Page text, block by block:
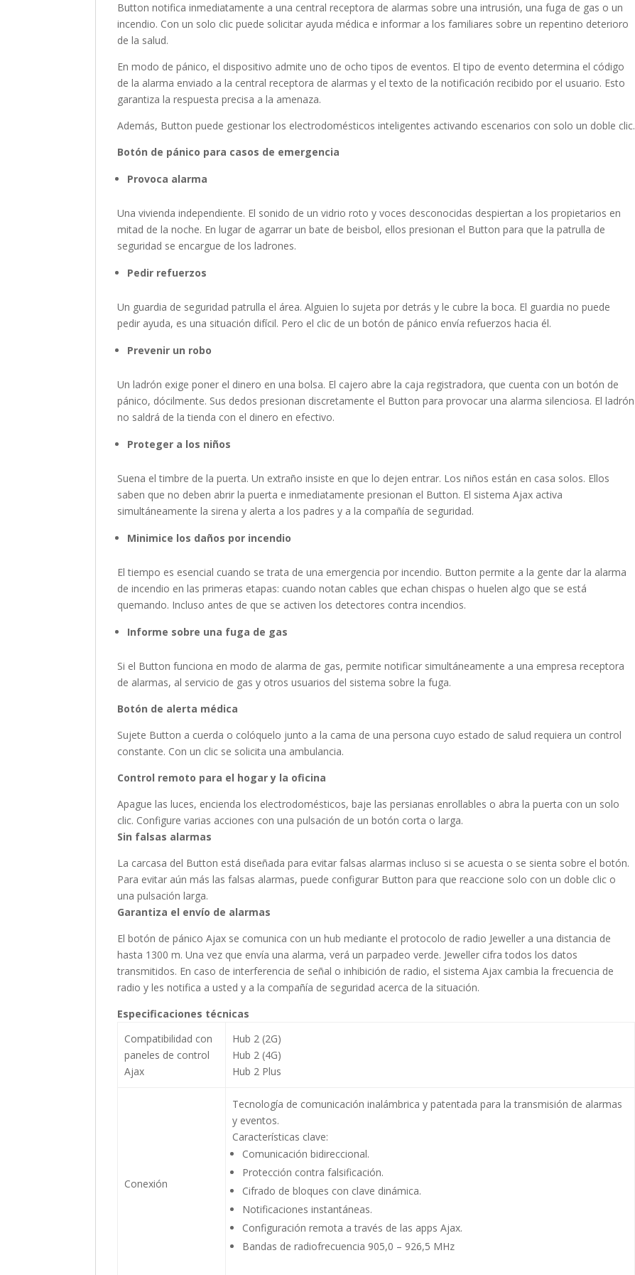
Button notifica inmediatamente a una central receptora de alarmas sobre una intrusión, una fuga de gas o un
incendio. Con un solo clic puede solicitar ayuda médica e informar a los familiares sobre un repentino deterioro
de la salud.
En modo de pánico, el dispositivo admite uno de ocho tipos de eventos. El tipo de evento determina el código
de la alarma enviado a la central receptora de alarmas y el texto de la notificación recibido por el usuario. Esto
garantiza la respuesta precisa a la amenaza.
Además, Button puede gestionar los electrodomésticos inteligentes activando escenarios con solo un doble clic.
Botón de pánico para casos de emergencia
Provoca alarma
Una vivienda independiente. El sonido de un vidrio roto y voces desconocidas despiertan a los propietarios en
mitad de la noche. En lugar de agarrar un bate de beisbol, ellos presionan el Button para que la patrulla de
seguridad se encargue de los ladrones.
Pedir refuerzos
Un guardia de seguridad patrulla el área. Alguien lo sujeta por detrás y le cubre la boca. El guardia no puede
pedir ayuda, es una situación difícil. Pero el clic de un botón de pánico envía refuerzos hacia él.
Prevenir un robo
Un ladrón exige poner el dinero en una bolsa. El cajero abre la caja registradora, que cuenta con un botón de
pánico, dócilmente. Sus dedos presionan discretamente el Button para provocar una alarma silenciosa. El ladrón
no saldrá de la tienda con el dinero en efectivo.
Proteger a los niños
Suena el timbre de la puerta. Un extraño insiste en que lo dejen entrar. Los niños están en casa solos. Ellos
saben que no deben abrir la puerta e inmediatamente presionan el Button. El sistema Ajax activa
simultáneamente la sirena y alerta a los padres y a la compañía de seguridad.
Minimice los daños por incendio
El tiempo es esencial cuando se trata de una emergencia por incendio. Button permite a la gente dar la alarma
de incendio en las primeras etapas: cuando notan cables que echan chispas o huelen algo que se está
quemando. Incluso antes de que se activen los detectores contra incendios.
Informe sobre una fuga de gas
Si el Button funciona en modo de alarma de gas, permite notificar simultáneamente a una empresa receptora
de alarmas, al servicio de gas y otros usuarios del sistema sobre la fuga.
Botón de alerta médica
Sujete Button a cuerda o colóquelo junto a la cama de una persona cuyo estado de salud requiera un control
constante. Con un clic se solicita una ambulancia.
Control remoto para el hogar y la oficina
Apague las luces, encienda los electrodomésticos, baje las persianas enrollables o abra la puerta con un solo
clic. Configure varias acciones con una pulsación de un botón corta o larga.
Sin falsas alarmas
La carcasa del Button está diseñada para evitar falsas alarmas incluso si se acuesta o se sienta sobre el botón.
Para evitar aún más las falsas alarmas, puede configurar Button para que reaccione solo con un doble clic o
una pulsación larga.
Garantiza el envío de alarmas
El botón de pánico Ajax se comunica con un hub mediante el protocolo de radio Jeweller a una distancia de
hasta 1300 m. Una vez que envía una alarma, verá un parpadeo verde. Jeweller cifra todos los datos
transmitidos. En caso de interferencia de señal o inhibición de radio, el sistema Ajax cambia la frecuencia de
radio y les notifica a usted y a la compañía de seguridad acerca de la situación.
Especificaciones técnicas
Compatibilidad con
paneles de control
Ajax
Hub 2 (2G)
Hub 2 (4G)
Hub 2 Plus
Conexión
Tecnología de comunicación inalámbrica y patentada para la transmisión de alarmas
y eventos.
Características clave:
Comunicación bidireccional.
Protección contra falsificación.
Cifrado de bloques con clave dinámica.
Notificaciones instantáneas.
Configuración remota a través de las apps Ajax.
Bandas de radiofrecuencia 905,0 – 926,5 MHz